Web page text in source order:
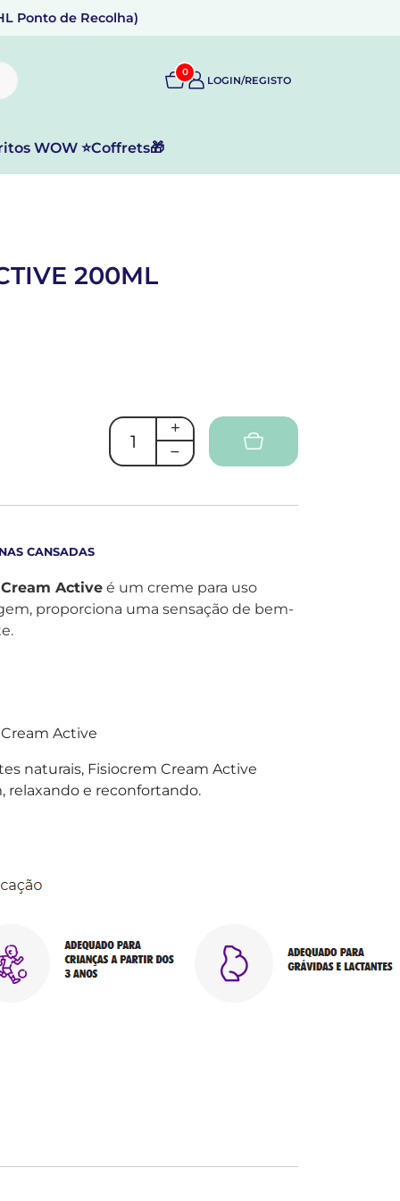
Ponto de Recolha)
0
LOGIN/REGISTO
WOW ⭐Coffrets🎁
200ML
CANSADAS
Active é um creme para uso
proporciona uma sensação de bem-
Active
naturais, Fisiocrem Cream Active
relaxando e reconfortando.